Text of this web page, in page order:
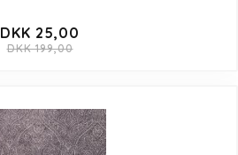
DKK 25,00
DKK 199,00